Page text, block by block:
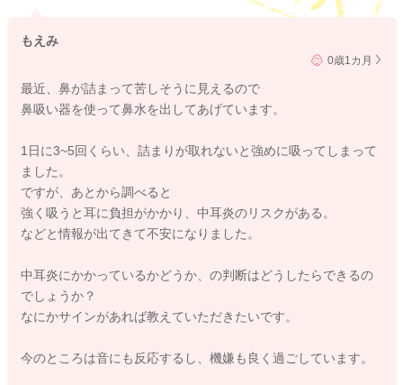
もえみ
0歳1カ月
最近、鼻が詰まって苦しそうに見えるので
鼻吸い器を使って鼻水を出してあげています。
1日に3~5回くらい、詰まりが取れないと強めに吸ってしまって
ました。
ですが、あとから調べると
強く吸うと耳に負担がかかり、中耳炎のリスクがある。
などと情報が出てきて不安になりました。
中耳炎にかかっているかどうか、の判断はどうしたらできるの
でしょうか？
なにかサインがあれば教えていただきたいです。
今のところは音にも反応するし、機嫌も良く過ごしています。